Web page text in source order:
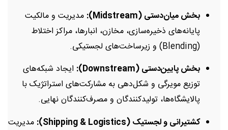
بخش میان‌دستی (Midstream):
مدیریت و مالکیت
پایانه‌های ذخیره‌سازی، مخازن، انبارها، مراکز اختلاط
(Blending) و زیرساخت‌های لجستیکی.
بخش پایین‌دستی (Downstream):
ایجاد شبکه‌های
توزیع مویرگی و شکل‌دهی به مشارکت‌های استراتژیک با
پالایشگاه‌ها، تولیدکنندگان و مصرف‌کنندگان نهایی.
کشتیرانی و لجستیک (Shipping & Logistics):
مدیریت